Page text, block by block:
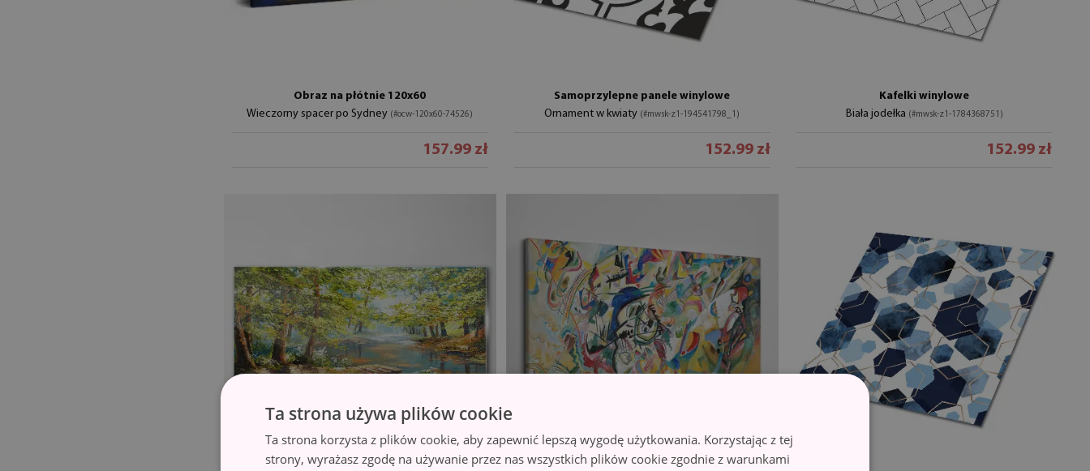
Obraz na płótnie 120x60
Wieczorny spacer po Sydney (#ocw-120x60-74526)
157.99 zł
Samoprzylepne panele winylowe
Ornament w kwiaty (#mwsk-z1-194541798_1)
152.99 zł
Kafelki winylowe
Biała jodełka (#mwsk-z1-1784368751)
152.99 zł
Ta strona używa plików cookie
Ta strona korzysta z plików cookie, aby zapewnić lepszą wygodę użytkowania. Korzystając z tej
strony, wyrażasz zgodę na używanie przez nas wszystkich plików cookie zgodnie z warunkami